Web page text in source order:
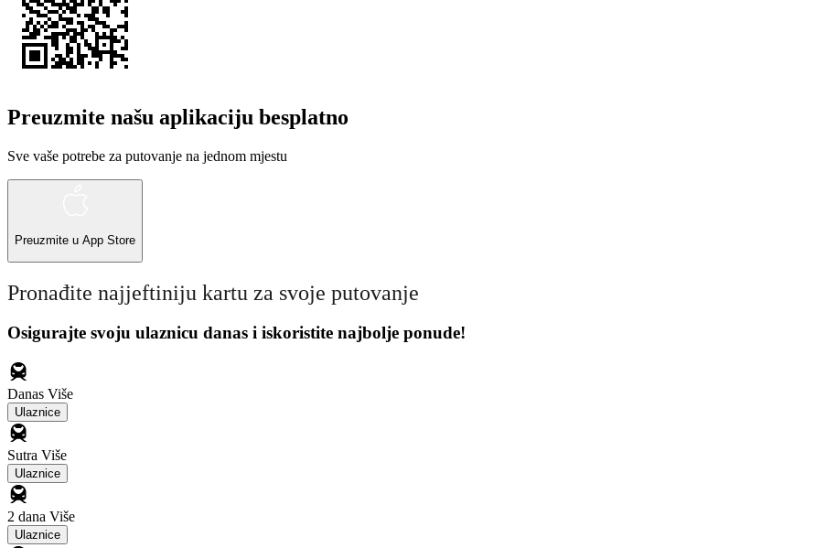
Preuzmite našu aplikaciju besplatno
Sve vaše potrebe za putovanje na jednom mjestu
Preuzmite u App Store
Pronađite najjeftiniju kartu za svoje putovanje
Osigurajte svoju ulaznicu danas i iskoristite najbolje ponude!
Danas Više
Ulaznice
Sutra Više
Ulaznice
2 dana Više
Ulaznice